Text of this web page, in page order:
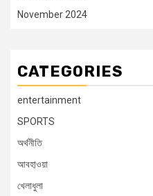
November 2024
CATEGORIES
entertainment
SPORTS
অর্থনীতি
আবহাওয়া
খেলাধুলা